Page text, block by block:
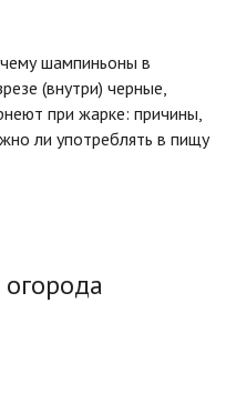
шампиньоны в
(внутри) черные,
при жарке: причины,
ли употреблять в пищу